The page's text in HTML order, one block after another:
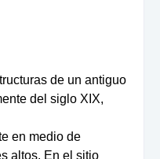
de un antiguo
del siglo XIX,
en medio de
altos. En el sitio